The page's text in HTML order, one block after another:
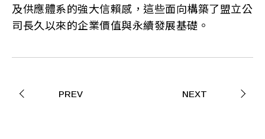
及供應體系的強大信賴感，這些面向構築了盟立公
司長久以來的企業價值與永續發展基礎。
PREV NEXT